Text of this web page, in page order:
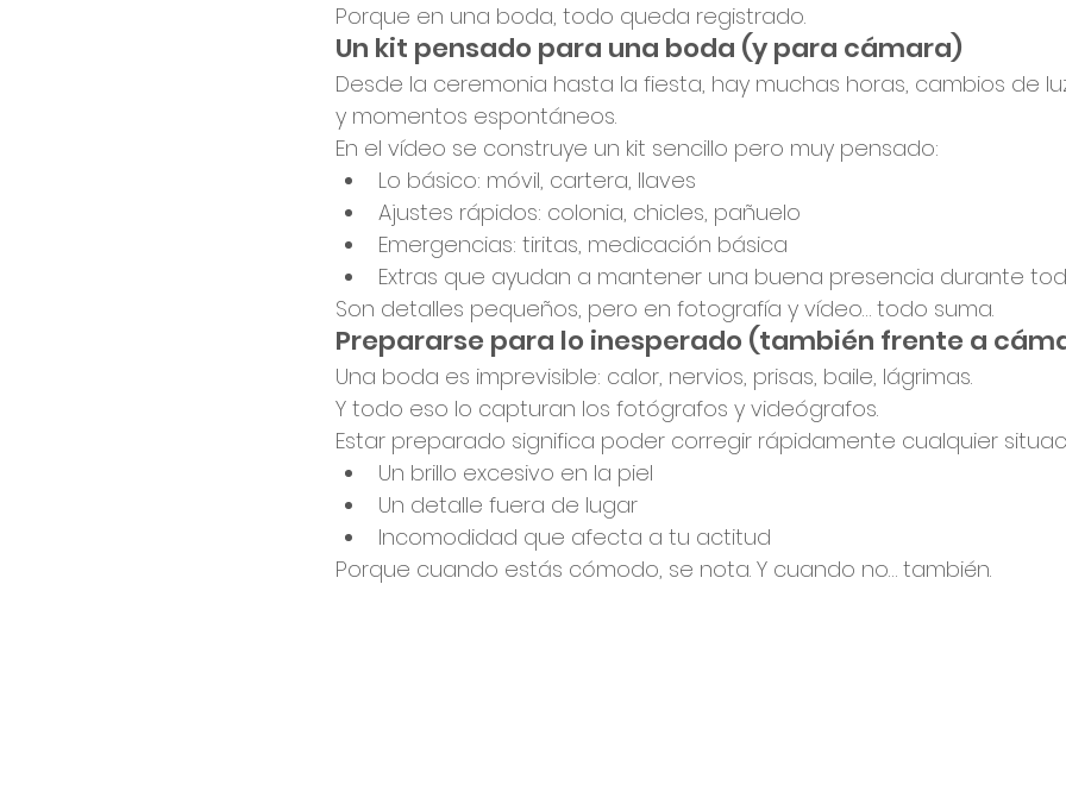
Porque en una boda, todo queda registrado.
Un kit pensado para una boda (y para cámara)
Desde la ceremonia hasta la fiesta, hay muchas horas, cambios de
y momentos espontáneos.
En el vídeo se construye un kit sencillo pero muy pensado:
Lo básico: móvil, cartera, llaves
Ajustes rápidos: colonia, chicles, pañuelo
Emergencias: tiritas, medicación básica
Extras que ayudan a mantener una buena presencia durante
Son detalles pequeños, pero en fotografía y vídeo… todo suma.
Prepararse para lo inesperado (también frente a
Una boda es imprevisible: calor, nervios, prisas, baile, lágrimas.
Y todo eso lo capturan los fotógrafos y videógrafos.
Estar preparado significa poder corregir rápidamente cualquier
Un brillo excesivo en la piel
Un detalle fuera de lugar
Incomodidad que afecta a tu actitud
Porque cuando estás cómodo, se nota. Y cuando no… también.